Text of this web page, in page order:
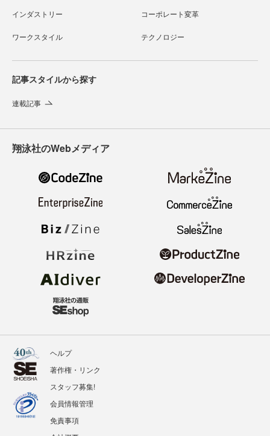
インダストリー コーポレート変革
ワークスタイル テクノロジー
記事スタイルから探す
連載記事
翔泳社のWebメディア
ヘルプ
著作権・リンク
スタッフ募集!
会員情報管理
免責事項